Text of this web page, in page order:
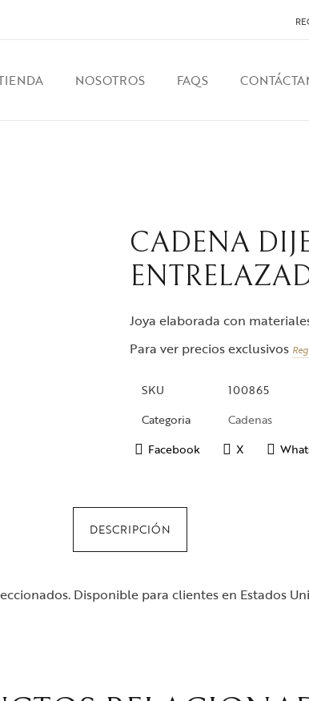
NOSOTROS FAQS
CADENA
Joya elaborada con
Para ver precios exclusivos
SKU
100865
Categoria
Cadenas
Facebook
X
DESCRIPCIÓN
Disponible para clientes en Estados